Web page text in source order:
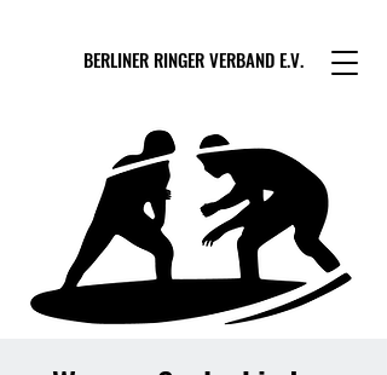
BERLINER RINGER VERBAND E.V.